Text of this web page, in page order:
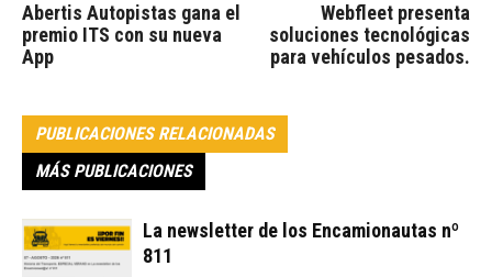
Abertis Autopistas gana el
premio ITS con su nueva
App
Webfleet presenta
soluciones tecnológicas
para vehículos pesados.
PUBLICACIONES RELACIONADAS
MÁS PUBLICACIONES
La newsletter de los Encamionautas nº
811